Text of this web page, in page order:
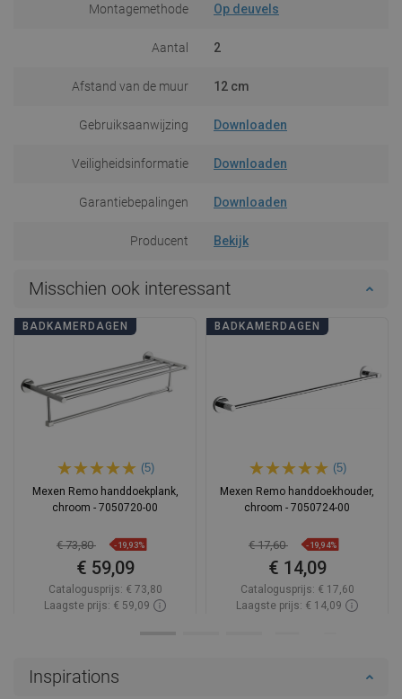
Montagemethode Op deuvels
Aantal 2
Afstand van de muur 12 cm
Gebruiksaanwijzing Downloaden
Veiligheidsinformatie Downloaden
Garantiebepalingen Downloaden
Producent Bekijk
Misschien ook interessant
BADKAMERDAGEN
(5)
Mexen Remo handdoekplank,
chroom - 7050720-00
€ 73,80 -19,93%
€ 59,09
Catalogusprijs: € 73,80
Laagste prijs: € 59,09
BADKAMERDAGEN
(5)
Mexen Remo handdoekhouder,
chroom - 7050724-00
€ 17,60 -19,94%
€ 14,09
Catalogusprijs: € 17,60
Laagste prijs: € 14,09
Inspirations